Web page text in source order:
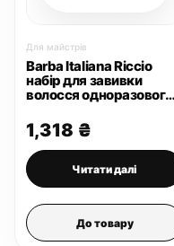
Для майстрів
Barba Italiana Riccio
набір для завивки
волосся одноразового
1,318 ₴
Читати далі
До товару